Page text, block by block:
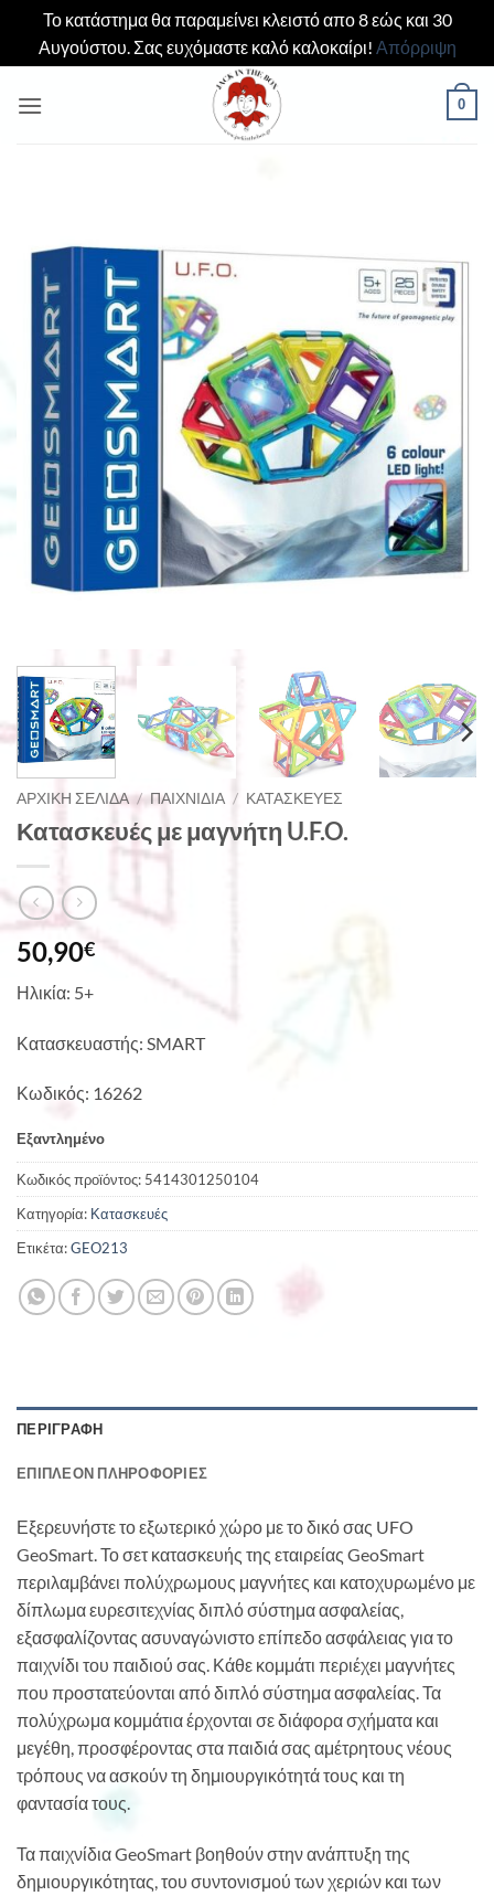
Το κατάστημα θα παραμείνει κλειστό απο 8 εώς και 30
Αυγούστου. Σας ευχόμαστε καλό καλοκαίρι! Απόρριψη
στο
0
ΑΡΧΙΚΉ ΣΕΛΊΔΑ / ΠΑΙΧΝΊΔΙΑ / ΚΑΤΑΣΚΕΥΈΣ
Κατασκευές με μαγνήτη U.F.O.
50,90€
Ηλικία: 5+
Κατασκευαστής: SMART
Κωδικός: 16262
Εξαντλημένο
Κωδικός προϊόντος: 5414301250104
Κατηγορία: Κατασκευές
Ετικέτα:GEO213
ΠΕΡΙΓΡΑΦΉ
ΕΠΙΠΛΈΟΝ ΠΛΗΡΟΦΟΡΊΕΣ
Εξερευνήστε το εξωτερικό χώρο με το δικό σας UFO
GeoSmart. Το σετ κατασκευής της εταιρείας GeoSmart
περιλαμβάνει πολύχρωμους μαγνήτες και κατοχυρωμένο με
δίπλωμα ευρεσιτεχνίας διπλό σύστημα ασφαλείας,
εξασφαλίζοντας ασυναγώνιστο επίπεδο ασφάλειας για το
παιχνίδι του παιδιού σας. Κάθε κομμάτι περιέχει μαγνήτες
που προστατεύονται από διπλό σύστημα ασφαλείας. Τα
πολύχρωμα κομμάτια έρχονται σε διάφορα σχήματα και
μεγέθη, προσφέροντας στα παιδιά σας αμέτρητους νέους
τρόπους να ασκούν τη δημιουργικότητά τους και τη
φαντασία τους.
Τα παιχνίδια GeoSmart βοηθούν στην ανάπτυξη της
δημιουργικότητας, του συντονισμού των χεριών και των